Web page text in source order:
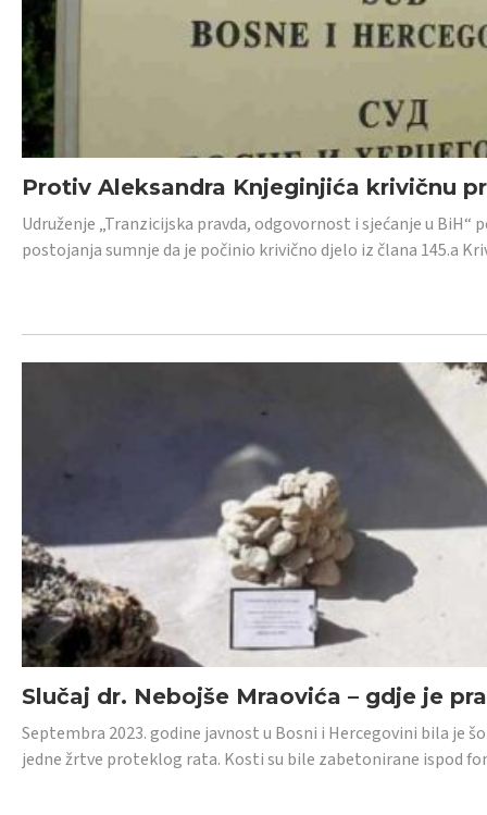
Protiv Aleksandra Knjeginjića krivičnu
Udruženje „Tranzicijska pravda, odgovornost i sjećanje u
postojanja sumnje da je počinio krivično djelo iz člana 145.a
Slučaj dr. Nebojše Mraovića – gdje je
Septembra 2023. godine javnost u Bosni i Hercegovini bila je
jedne žrtve proteklog rata. Kosti su bile zabetonirane ispod